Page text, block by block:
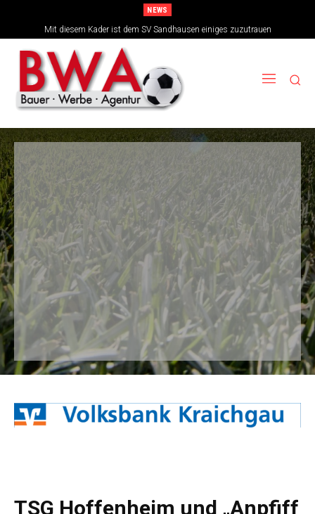
NEWS
Mit diesem Kader ist dem SV Sandhausen einiges zuzutrauen
TSG-Erfolgsarchitekten sehen sich für den Tanz auf drei Hochzeiten gut
aufgestellt
TSG Hoffenheim und „Anpfiff